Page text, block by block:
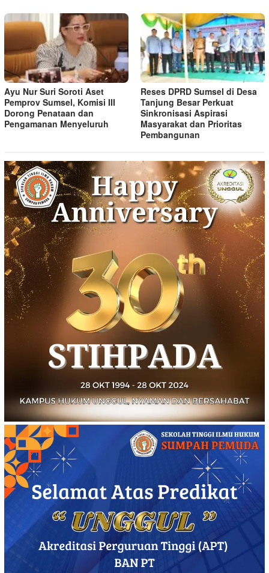
Ayu Nur Suri Soroti Aset
Pemprov Sumsel, Komisi III
Dorong Penataan dan
Pengamanan Menyeluruh
Reses DPRD Sumsel di Desa
Tanjung Besar Perkuat
Sinkronisasi Aspirasi
Masyarakat dan Prioritas
Pembangunan